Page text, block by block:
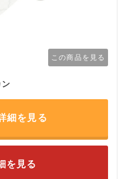
この商品を見る
細を見る
を見る